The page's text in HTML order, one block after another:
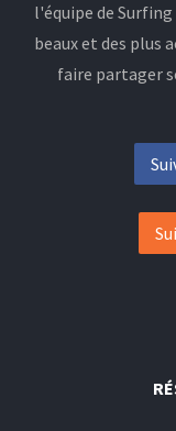
l'équipe de Surfing
beaux et des plus
faire partager